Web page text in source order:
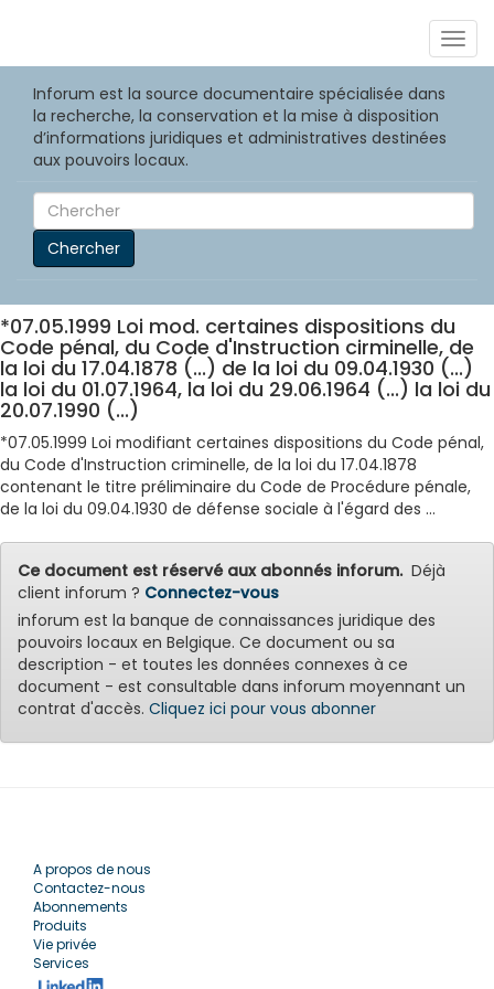
Inforum est la source documentaire spécialisée dans
la recherche, la conservation et la mise à disposition
d’informations juridiques et administratives destinées
aux pouvoirs locaux.
Chercher
*07.05.1999 Loi mod. certaines dispositions du
Code pénal, du Code d'Instruction cirminelle, de
la loi du 17.04.1878 (...) de la loi du 09.04.1930 (...)
la loi du 01.07.1964, la loi du 29.06.1964 (...) la loi du
20.07.1990 (...)
*07.05.1999 Loi modifiant certaines dispositions du Code pénal,
du Code d'Instruction criminelle, de la loi du 17.04.1878
contenant le titre préliminaire du Code de Procédure pénale,
de la loi du 09.04.1930 de défense sociale à l'égard des ...
Ce document est réservé aux abonnés inforum.Déjà
client inforum ? Connectez-vous
inforum est la banque de connaissances juridique des
pouvoirs locaux en Belgique. Ce document ou sa
description - et toutes les données connexes à ce
document - est consultable dans inforum moyennant un
contrat d'accès. Cliquez ici pour vous abonner
A propos de nous
Contactez-nous
Abonnements
Produits
Vie privée
Services